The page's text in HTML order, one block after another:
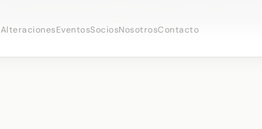
AlteracionesEventosSociosNosotrosContacto